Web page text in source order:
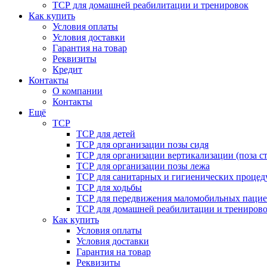
ТСР для домашней реабилитации и тренировок
Как купить
Условия оплаты
Условия доставки
Гарантия на товар
Реквизиты
Кредит
Контакты
О компании
Контакты
Ещё
ТСР
ТСР для детей
ТСР для организации позы сидя
ТСР для организации вертикализации (поза
ТСР для организации позы лежа
ТСР для санитарных и гигиенических
ТСР для ходьбы
ТСР для передвижения маломобильных
ТСР для домашней реабилитации и
Как купить
Условия оплаты
Условия доставки
Гарантия на товар
Реквизиты